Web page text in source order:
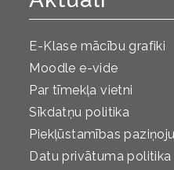
E-Klase mācību grafiki
Moodle e-vide
Par tīmekļa vietni
Sīkdatņu politika
Piekļūstamības
Datu privātuma politika